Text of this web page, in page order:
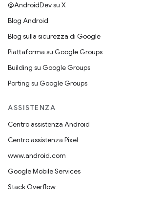
@AndroidDev su X
Blog Android
Blog sulla sicurezza di Google
Piattaforma su Google Groups
Building su Google Groups
Porting su Google Groups
ASSISTENZA
Centro assistenza Android
Centro assistenza Pixel
www.android.com
Google Mobile Services
Stack Overflow